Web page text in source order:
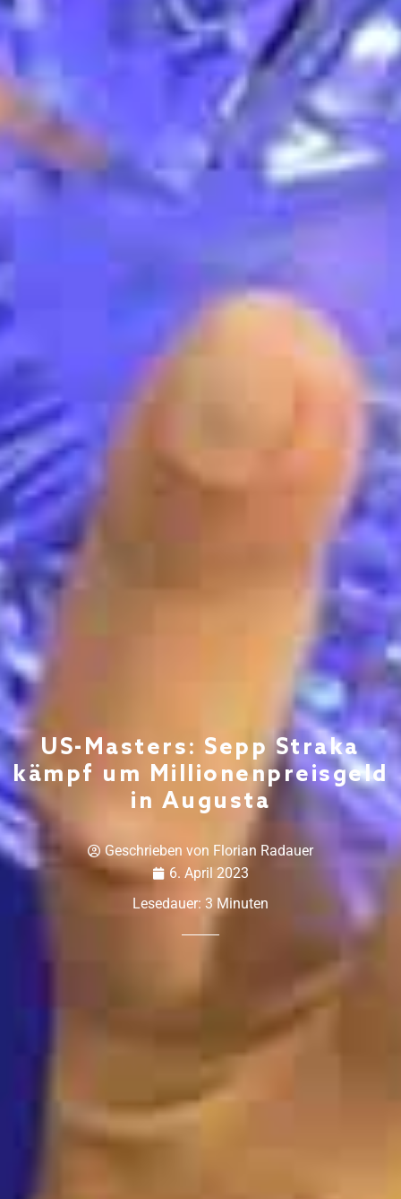
US-Masters: Sepp Straka
kämpf um Millionenpreisgeld
in Augusta
Geschrieben von Florian Radauer
6. April 2023
Lesedauer: 3 Minuten